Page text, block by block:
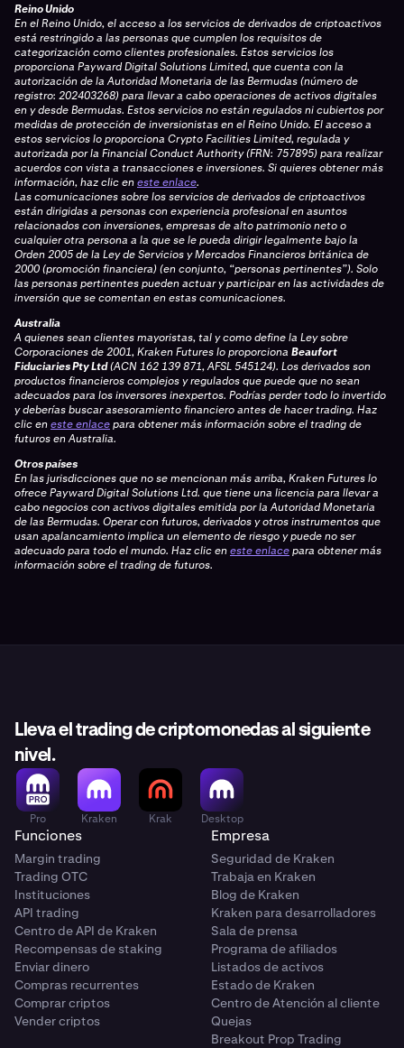
Reino Unido
En el Reino Unido, el acceso a los servicios de derivados de criptoactivos
está restringido a las personas que cumplen los requisitos de
categorización como clientes profesionales. Estos servicios los
proporciona Payward Digital Solutions Limited, que cuenta con la
autorización de la Autoridad Monetaria de las Bermudas (número de
registro: 202403268) para llevar a cabo operaciones de activos digitales
en y desde Bermudas. Estos servicios no están regulados ni cubiertos por
medidas de protección de inversionistas en el Reino Unido. El acceso a
estos servicios lo proporciona Crypto Facilities Limited, regulada y
autorizada por la Financial Conduct Authority (FRN: 757895) para realizar
acuerdos con vista a transacciones e inversiones. Si quieres obtener más
información, haz clic eneste enlace.
Las comunicaciones sobre los servicios de derivados de criptoactivos
están dirigidas a personas con experiencia profesional en asuntos
relacionados con inversiones, empresas de alto patrimonio neto o
cualquier otra persona a la que se le pueda dirigir legalmente bajo la
Orden 2005 de la Ley de Servicios y Mercados Financieros británica de
2000 (promoción financiera) (en conjunto, “personas pertinentes”). Solo
las personas pertinentes pueden actuar y participar en las actividades de
inversión que se comentan en estas comunicaciones.
Australia
A quienes sean clientes mayoristas, tal y como define la Ley sobre
Corporaciones de 2001, Kraken Futures lo proporciona Beaufort
Fiduciaries Pty Ltd(ACN 162 139 871, AFSL 545124). Los derivados son
productos financieros complejos y regulados que puede que no sean
adecuados para los inversores inexpertos. Podrías perder todo lo invertido
y deberías buscar asesoramiento financiero antes de hacer trading. Haz
clic eneste enlacepara obtener más información sobre el trading de
futuros en Australia.
Otros países
En las jurisdicciones que no se mencionan más arriba, Kraken Futures lo
ofrece Payward Digital Solutions Ltd. que tiene una licencia para llevar a
cabo negocios con activos digitales emitida por la Autoridad Monetaria
de las Bermudas. Operar con futuros, derivados y otros instrumentos que
usan apalancamiento implica un elemento de riesgo y puede no ser
adecuado para todo el mundo. Haz clic eneste enlacepara obtener más
información sobre el trading de futuros.
Lleva el trading de criptomonedas al siguiente
nivel.
Pro Kraken Krak Desktop
Funciones
Margin trading
Trading OTC
Instituciones
API trading
Centro de API de Kraken
Recompensas de staking
Enviar dinero
Compras recurrentes
Comprar criptos
Vender criptos
Empresa
Seguridad de Kraken
Trabaja en Kraken
Blog de Kraken
Kraken para desarrolladores
Sala de prensa
Programa de afiliados
Listados de activos
Estado de Kraken
Centro de Atención al cliente
Quejas
Breakout Prop Trading